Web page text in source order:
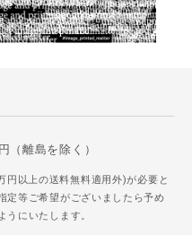
離島を除く）
円以上の送料無料適用外)が必要と
定等ご希望がございましたら予め
うにいたします。